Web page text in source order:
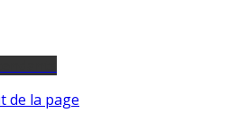
de la page